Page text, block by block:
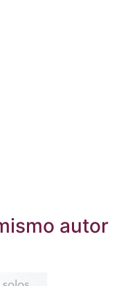
autor